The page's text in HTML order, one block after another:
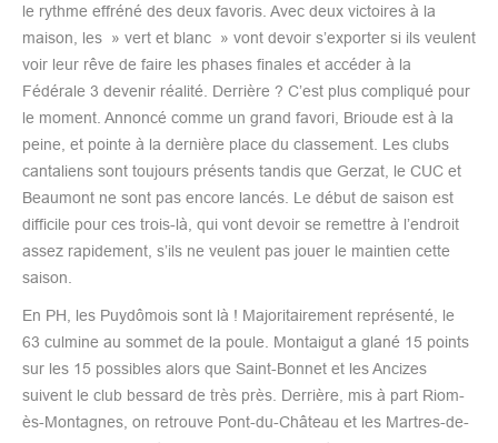
le rythme effréné des deux favoris. Avec deux victoires à la
maison, les » vert et blanc » vont devoir s’exporter si ils veulent
voir leur rêve de faire les phases finales et accéder à la
Fédérale 3 devenir réalité. Derrière ? C’est plus compliqué pour
le moment. Annoncé comme un grand favori, Brioude est à la
peine, et pointe à la dernière place du classement. Les clubs
cantaliens sont toujours présents tandis que Gerzat, le CUC et
Beaumont ne sont pas encore lancés. Le début de saison est
difficile pour ces trois-là, qui vont devoir se remettre à l’endroit
assez rapidement, s’ils ne veulent pas jouer le maintien cette
saison.
En PH, les Puydômois sont là ! Majoritairement représenté, le
63 culmine au sommet de la poule. Montaigut a glané 15 points
sur les 15 possibles alors que Saint-Bonnet et les Ancizes
suivent le club bessard de très près. Derrière, mis à part Riom-
ès-Montagnes, on retrouve Pont-du-Château et les Martres-de-